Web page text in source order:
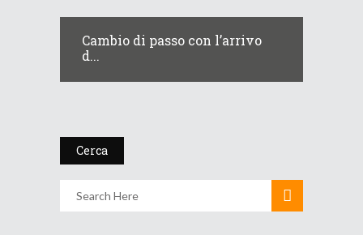
Cambio di passo con l’arrivo
d...
Cerca